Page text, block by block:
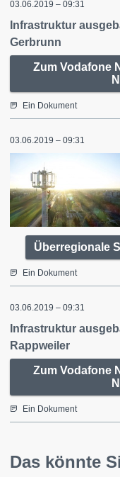
03.06.2019 – 09:31
Infrastruktur
Gerbrunn
Zum Vodafone
Ein Dokument
03.06.2019 – 09:31
Überregionale
Ein Dokument
03.06.2019 – 09:31
Infrastruktur
Rappweiler
Zum Vodafone
Ein Dokument
Das könnte